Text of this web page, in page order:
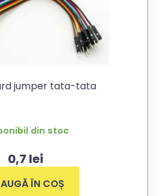
jumper tata-tata
din stoc
0,7 lei
ÎN COȘ